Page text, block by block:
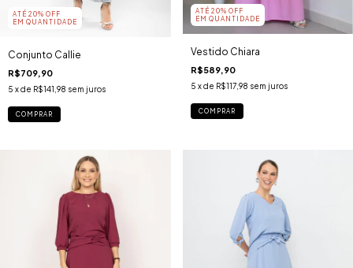
ATÉ 20% OFF
EM QUANTIDADE
Conjunto Callie
R$709,90
5 x de R$141,98 sem juros
COMPRAR
ATÉ 20% OFF
EM QUANTIDADE
Vestido Chiara
R$589,90
5 x de R$117,98 sem juros
COMPRAR